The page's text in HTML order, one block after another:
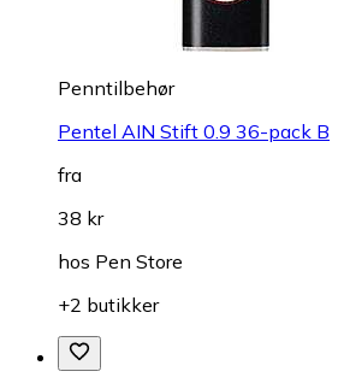
Penntilbehør
Pentel AIN Stift 0.9 36-pack B
fra
38 kr
hos Pen Store
+2 butikker